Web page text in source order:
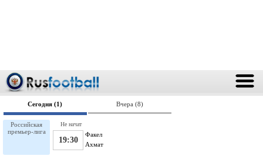
Сегодня (1) Вчера (8)
Российская
премьер-лига
Факел
19:30 Ахмат
Не начат